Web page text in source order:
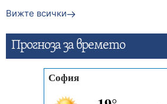
Вижте всички
Прогнозa за времето